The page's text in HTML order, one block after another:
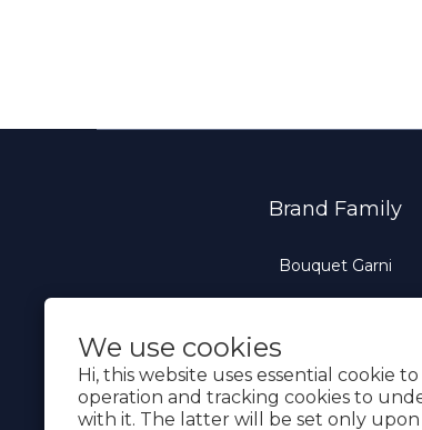
We use cookies
Hi, this website uses essential cookie
operation and tracking cookies to
with it. The latter will be set only upon
Brand Family
Bouquet Garni